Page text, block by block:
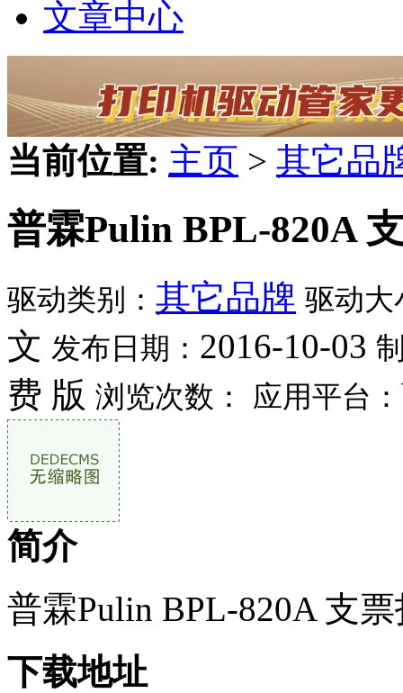
文章中心
当前位置: 主页 > 其它品
普霖Pulin BPL-820A
驱动类别： 其它品牌 驱动大
文 发布日期： 2016-10-03
费 版 浏览次数： 应用平台：
简介
普霖Pulin BPL-820A 支
下载地址